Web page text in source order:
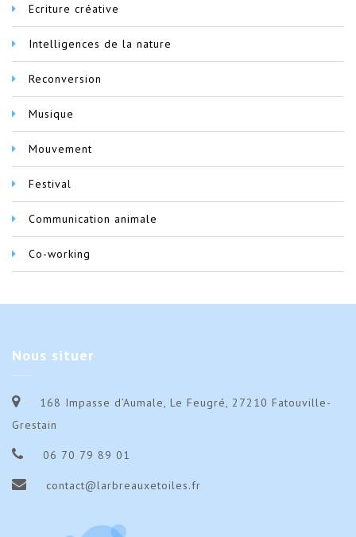
Ecriture créative
Intelligences de la nature
Reconversion
Musique
Mouvement
Festival
Communication animale
Co-working
Nous situer
168 Impasse d’Aumale, Le Feugré, 27210 Fatouville-
Grestain
06 70 79 89 01
contact@larbreauxetoiles.fr